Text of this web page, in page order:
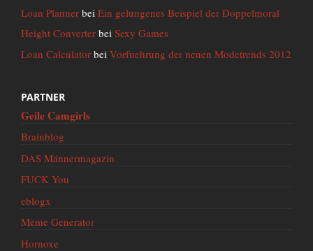
Loan Planner bei Ein gelungenes Beispiel der Doppelmoral
Height Converter bei Sexy Games
Loan Calculator bei Vorfuehrung der neuen Modetrends 2012
PARTNER
Geile Camgirls
Brainblog
DAS Männermagazin
FUCK You
eblogx
Meme Generator
Hornoxe